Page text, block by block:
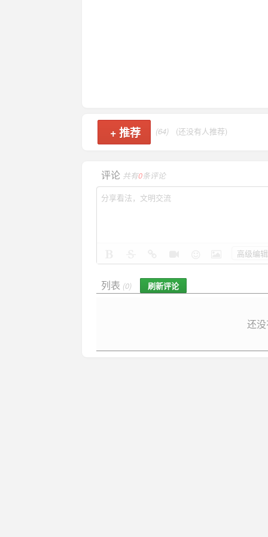
+ 推荐 (64) (还没有人推荐)
评论 共有0条评论
高级编辑
列表 (0) 刷新评论
还